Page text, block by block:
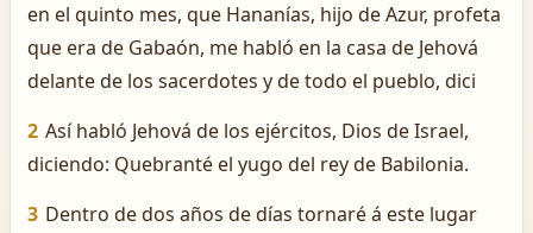
en el quinto mes, que Hananías, hijo de Azur, profeta
que era de Gabaón, me habló en la casa de Jehová
delante de los sacerdotes y de todo el pueblo, dici
2 Así habló Jehová de los ejércitos, Dios de Israel,
diciendo: Quebranté el yugo del rey de Babilonia.
3 Dentro de dos años de días tornaré á este lugar